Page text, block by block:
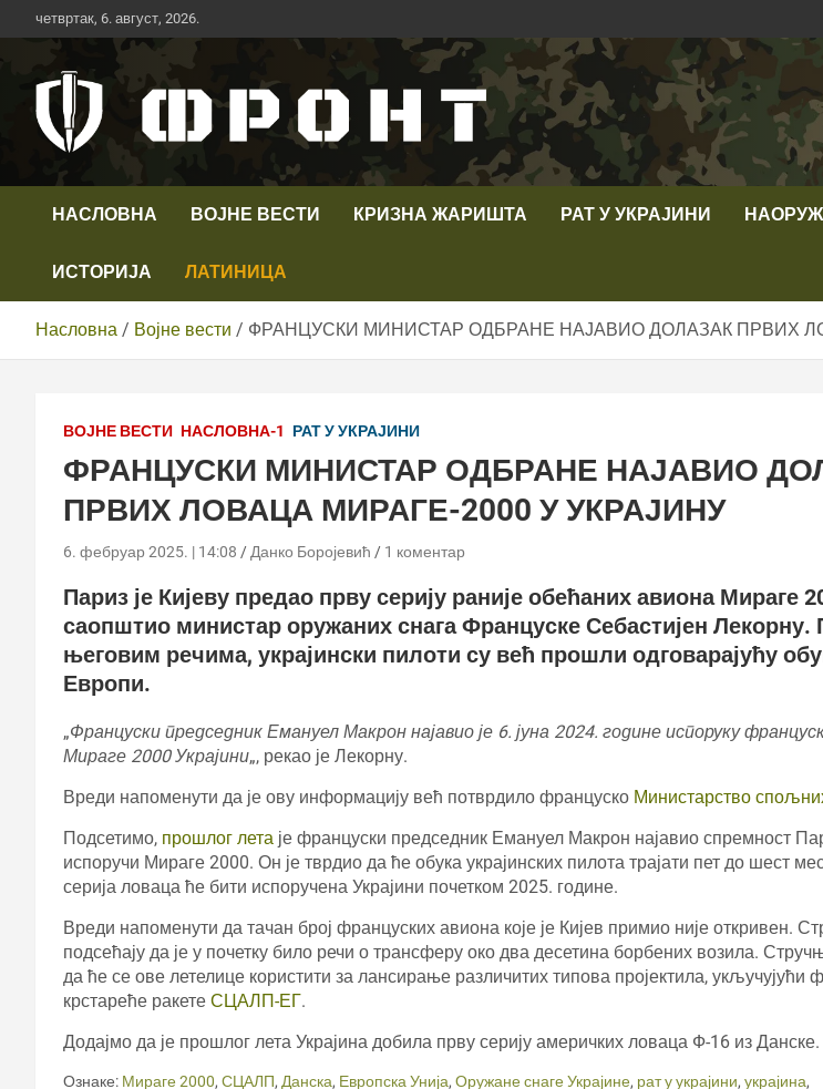
Скип
то
четвртак, 6. август, 2026.
Телевизија ФРОНТ
НАСЛОВНА ВОЈНЕ ВЕСТИ КРИЗНА ЖАРИШТА РАТ У УКРАЈИНИ
ИСТОРИЈА ЛАТИНИЦА
Насловна Војне вести ФРАНЦУСКИ МИНИСТАР ОДБРАНЕ НАЈАВИО ДОЛАЗАК ПРВИХ
ВОЈНЕ ВЕСТИ НАСЛОВНА-1 РАТ У УКРАЈИНИ
ФРАНЦУСКИ МИНИСТАР ОДБРАНЕ НАЈАВИО
ПРВИХ ЛОВАЦА МИРАГЕ-2000 У УКРАЈИНУ
6. фебруар 2025. | 14:08 Данко Боројевић 1 коментар
Париз је Кијеву предао прву серију раније обећаних авиона Мираге
саопштио министар оружаних снага Француске Себастијен Лекорну.
његовим речима, украјински пилоти су већ прошли одговарајућу
Европи.
„Француски председник Емануел Макрон најавио је 6. јуна 2024. године испоруку
Мираге 2000 Украјини„, рекао је Лекорну.
Вреди напоменути да је ову информацију већ потврдило француско Министарство
Подсетимо, прошлог лета је француски председник Емануел Макрон најавио спремност
испоручи Мираге 2000. Он је тврдио да ће обука украјинских пилота трајати пет до шест
серија ловаца ће бити испоручена Украјини почетком 2025. године.
Вреди напоменути да тачан број француских авиона које је Кијев примио није откривен.
подсећају да је у почетку било речи о трансферу око два десетина борбених возила.
да ће се ове летелице користити за лансирање различитих типова пројектила, укључујући
крстареће ракете СЦАЛП-ЕГ.
Додајмо да је прошлог лета Украјина добила прву серију америчких ловаца Ф-16 из Данске.
Ознаке: Мираге 2000, СЦАЛП, Данска, Европска Унија, Оружане снаге Украјине, рат у украјини, украјина,